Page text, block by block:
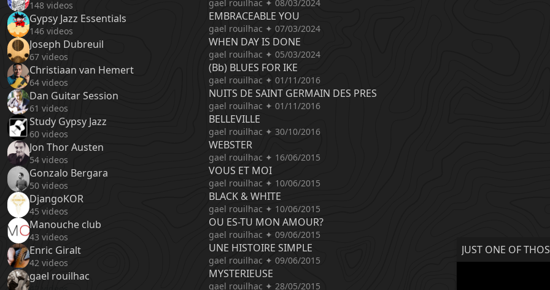
gael rouilhac ✦ 08/03/2024
EMBRACEABLE YOU
gael rouilhac ✦ 07/03/2024
WHEN DAY IS DONE
gael rouilhac ✦ 05/03/2024
(Bb) BLUES FOR IKE
gael rouilhac ✦ 01/11/2016
NUITS DE SAINT GERMAIN DES PRES
gael rouilhac ✦ 01/11/2016
BELLEVILLE
gael rouilhac ✦ 30/10/2016
WEBSTER
gael rouilhac ✦ 16/06/2015
VOUS ET MOI
gael rouilhac ✦ 10/06/2015
BLACK & WHITE
gael rouilhac ✦ 10/06/2015
OU ES-TU MON AMOUR?
gael rouilhac ✦ 09/06/2015
UNE HISTOIRE SIMPLE
gael rouilhac ✦ 09/06/2015
MYSTERIEUSE
gael rouilhac ✦ 28/05/2015
JUST ONE OF
148 videos
Gypsy Jazz Essentials
146 videos
Joseph Dubreuil
67 videos
Christiaan van Hemert
64 videos
Dan Guitar Session
61 videos
Study Gypsy Jazz
60 videos
Jon Thor Austen
54 videos
Gonzalo Bergara
50 videos
DjangoKOR
45 videos
Manouche club
43 videos
Enric Giralt
42 videos
gael rouilhac